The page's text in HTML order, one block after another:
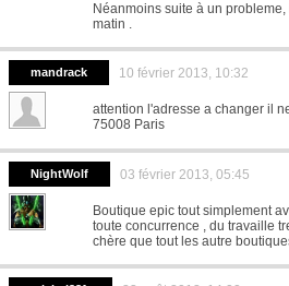
Néanmoins suite à un
matin .
mandrack 10 février 2013, 10:32
attention l'adresse a changer il
75008 Paris
NightWolf 03 février 2013, 05:45
Boutique epic tout simplement
toute concurrence , du travaille
chère que tout les autre